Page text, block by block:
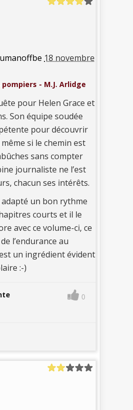
18 novembre
- M.J. Arlidge
pour Helen Grace et
Son équipe soudée
pour découvrir
si le chemin est
sans compter
journaliste ne l’est
chacun ses intérêts.
adapté un bon rythme
courts et il le
avec ce volume-ci, ce
l’endurance au
un ingrédient évident
:-)
0